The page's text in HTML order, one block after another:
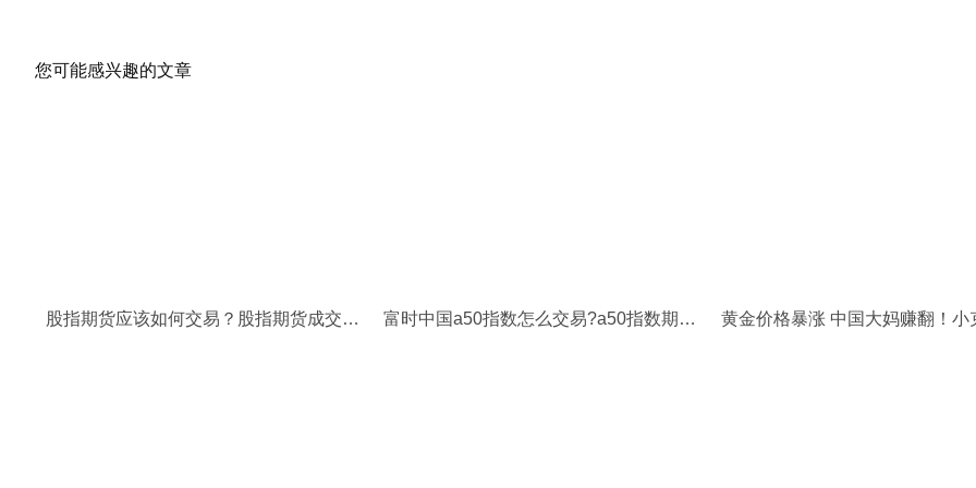
您可能感兴趣的文章
股指期货应该如何交易？股指期货成交量是什么？ 富时中国a50指数怎么交易?a50指数期货交易规则是什么？